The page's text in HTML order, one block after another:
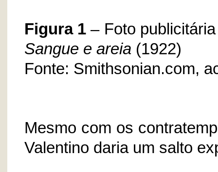
Figura 1 – Foto
Sangue e areia (1922)
Fonte: Smithsonian.com,
Mesmo com os
Valentino daria um salto